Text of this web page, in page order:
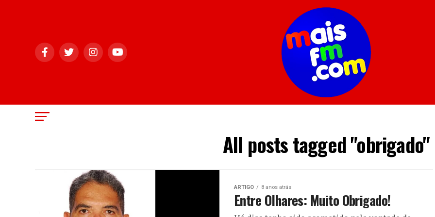
All posts tagged "obrigado"
ARTIGO 8 anos atrás
Entre Olhares: Muito Obrigado!